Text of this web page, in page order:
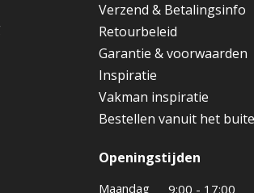
Verzend & Betalingsinfo
Retourbeleid
Garantie & voorwaarden
Inspiratie
Vakman inspiratie
Bestellen vanuit het
Openingstijden
Maandag 9:00 - 17:00